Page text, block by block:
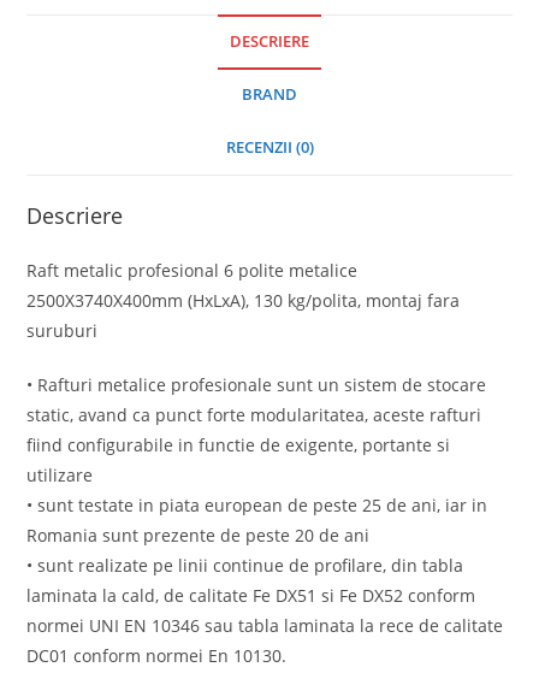
DESCRIERE
BRAND
RECENZII (0)
Descriere
Raft metalic profesional 6 polite metalice
2500X3740X400mm (HxLxA), 130 kg/polita, montaj fara
suruburi
• Rafturi metalice profesionale sunt un sistem de stocare
static, avand ca punct forte modularitatea, aceste rafturi
fiind configurabile in functie de exigente, portante si
utilizare
• sunt testate in piata european de peste 25 de ani, iar in
Romania sunt prezente de peste 20 de ani
• sunt realizate pe linii continue de profilare, din tabla
laminata la cald, de calitate Fe DX51 si Fe DX52 conform
normei UNI EN 10346 sau tabla laminata la rece de calitate
DC01 conform normei En 10130.